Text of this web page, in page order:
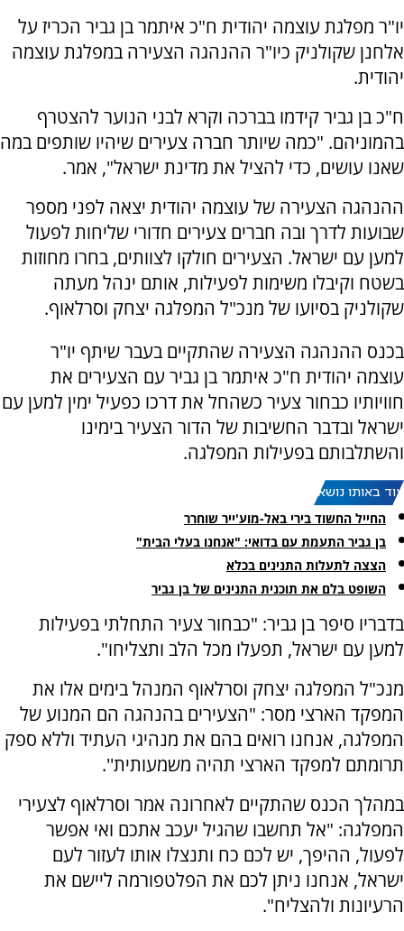
יו"ר מפלגת עוצמה יהודית ח"כ איתמר בן גביר הכריז על
אלחנן שקולניק כיו"ר ההנהגה הצעירה במפלגת עוצמה
יהודית.
ח"כ בן גביר קידמו בברכה וקרא לבני הנוער להצטרף
בהמוניהם. "כמה שיותר חברה צעירים שיהיו שותפים במה
שאנו עושים, כדי להציל את מדינת ישראל", אמר.
ההנהגה הצעירה של עוצמה יהודית יצאה לפני מספר
שבועות לדרך ובה חברים צעירים חדורי שליחות לפעול
למען עם ישראל. הצעירים חולקו לצוותים, בחרו מחוזות
בשטח וקיבלו משימות לפעילות, אותם ינהל מעתה
שקולניק בסיועו של מנכ"ל המפלגה יצחק וסרלאוף.
בכנס ההנהגה הצעירה שהתקיים בעבר שיתף יו"ר
עוצמה יהודית ח"כ איתמר בן גביר עם הצעירים את
חוויותיו כבחור צעיר כשהחל את דרכו כפעיל ימין למען עם
ישראל ובדבר החשיבות של הדור הצעיר בימינו
והשתלבותם בפעילות המפלגה.
עוד באותו נושא:
החייל החשוד בירי באל-מוע'ייר שוחרר
בן גביר התעמת עם בדואי: "אנחנו בעלי הבית"
הצצה לתעלות התנינים בכלא
השופט בלם את תוכנית התנינים של בן גביר
בדבריו סיפר בן גביר: "כבחור צעיר התחלתי בפעילות
למען עם ישראל, תפעלו מכל הלב ותצליחו".
מנכ"ל המפלגה יצחק וסרלאוף המנהל בימים אלו את
המפקד הארצי מסר: "הצעירים בהנהגה הם המנוע של
המפלגה, אנחנו רואים בהם את מנהיגי העתיד וללא ספק
תרומתם למפקד הארצי תהיה משמעותית''.
במהלך הכנס שהתקיים לאחרונה אמר וסרלאוף לצעירי
המפלגה: "אל תחשבו שהגיל יעכב אתכם ואי אפשר
לפעול, ההיפך, יש לכם כח ותנצלו אותו לעזור לעם
ישראל, אנחנו ניתן לכם את הפלטפורמה ליישם את
הרעיונות ולהצליח".